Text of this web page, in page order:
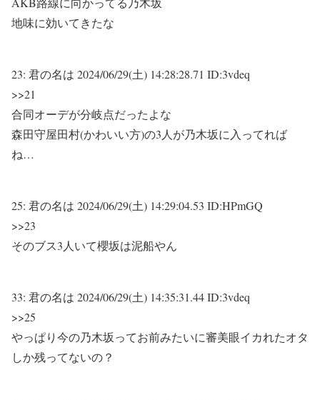
地味に効いてきたな
23: 君の名は 2024/06/29(土) 14:28:28.71 ID:3vdeq
>>21
合同オーデが分岐点だったよな
森田守屋田村(かわいい方)の3人が乃木坂に入ってれば
ね…
25: 君の名は 2024/06/29(土) 14:29:04.53 ID:HPmGQ
>>23
そのブス3人いて櫻坂は泥船やん
33: 君の名は 2024/06/29(土) 14:35:31.44 ID:3vdeq
>>25
やっぱり今の乃木坂ってお前みたいに審美眼イカれたオタ
しか残ってないの？